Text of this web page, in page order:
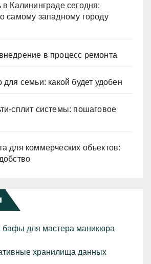
в Калининграде сегодня:
самому западному городу
в процесс ремонта
для семьи: какой будет удобен
сплит системы: пошаговое
для коммерческих объектов:
бафы для мастера маникюра
хранилища данных